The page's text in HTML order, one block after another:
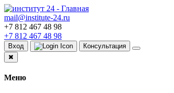
mail@institute-24.ru
+7 812 467 48 98
+7 812 467 48 98
Вход
Консультация
✖
Меню